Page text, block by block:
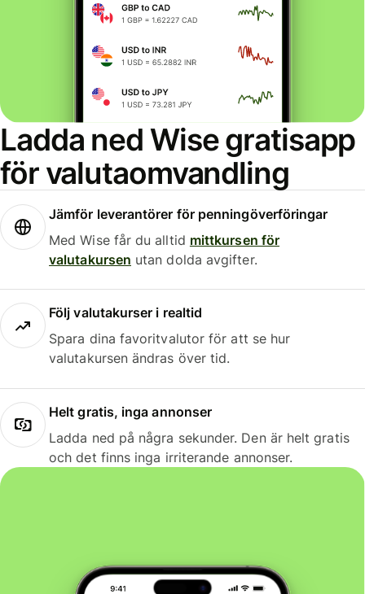
Ladda ned Wise gratisapp
för valutaomvandling
Jämför leverantörer för penningöverföringar
Med Wise får du alltid mittkursen för
valutakursen utan dolda avgifter.
Följ valutakurser i realtid
Spara dina favoritvalutor för att se hur
valutakursen ändras över tid.
Helt gratis, inga annonser
Ladda ned på några sekunder. Den är helt gratis
och det finns inga irriterande annonser.